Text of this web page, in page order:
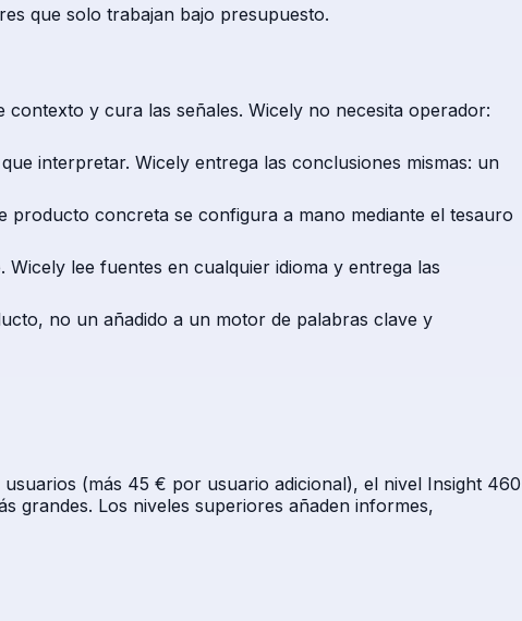
que solo trabajan bajo presupuesto.
y cura las señales. Wicely no necesita operador:
interpretar. Wicely entrega las conclusiones mismas: un
concreta se configura a mano mediante el tesauro
lee fuentes en cualquier idioma y entrega las
no un añadido a un motor de palabras clave y
(más 45 € por usuario adicional), el nivel Insight 460
grandes. Los niveles superiores añaden informes,